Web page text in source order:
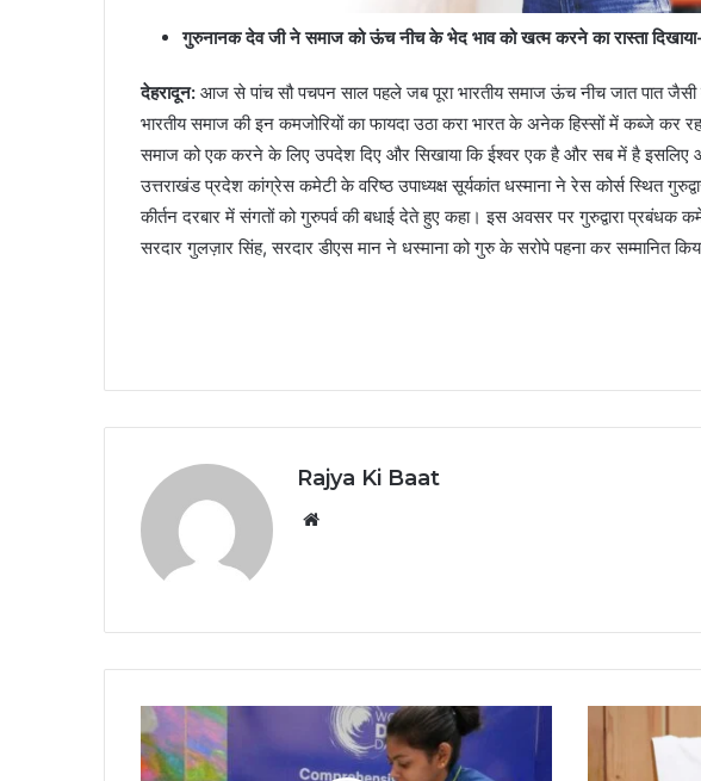
गुरुनानक देव जी ने समाज को ऊंच नीच के भेद भाव को खत्म करने का रास्ता दिखाया-
देहरादून: आज से पांच सौ पचपन साल पहले जब पूरा भारतीय समाज ऊंच नीच जात पात
भारतीय समाज की इन कमजोरियों का फायदा उठा करा भारत के अनेक हिस्सों में कब्जे कर
समाज को एक करने के लिए उपदेश दिए और सिखाया कि ईश्वर एक है और सब में है इसलिए
उत्तराखंड प्रदेश कांग्रेस कमेटी के वरिष्ठ उपाध्यक्ष सूर्यकांत धस्माना ने रेस कोर्स स्थित
कीर्तन दरबार में संगतों को गुरुपर्व की बधाई देते हुए कहा। इस अवसर पर गुरुद्वारा प्रबंधक
सरदार गुलज़ार सिंह, सरदार डीएस मान ने धस्माना को गुरु के सरोपे पहना कर सम्मानित
Rajya Ki Baat